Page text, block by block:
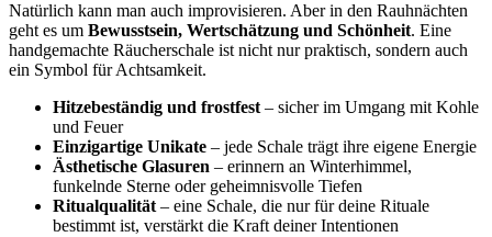
Natürlich kann man auch improvisieren. Aber in den Rauhnächten
geht es um Bewusstsein, Wertschätzung und Schönheit. Eine
handgemachte Räucherschale ist nicht nur praktisch, sondern auch
ein Symbol für Achtsamkeit.
Hitzebeständig und frostfest – sicher im Umgang mit Kohle
und Feuer
Einzigartige Unikate – jede Schale trägt ihre eigene Energie
Ästhetische Glasuren – erinnern an Winterhimmel,
funkelnde Sterne oder geheimnisvolle Tiefen
Ritualqualität – eine Schale, die nur für deine Rituale
bestimmt ist, verstärkt die Kraft deiner Intentionen